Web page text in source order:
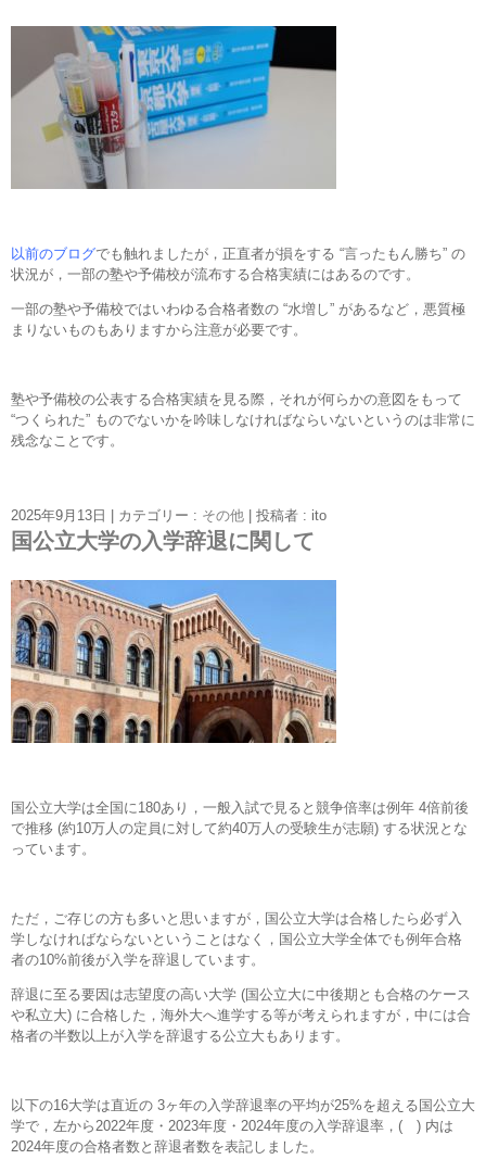
以前のブログでも触れましたが，正直者が損をする “言ったもん勝ち” の
状況が，一部の塾や予備校が流布する合格実績にはあるのです。
一部の塾や予備校ではいわゆる合格者数の “水増し” があるなど，悪質極
まりないものもありますから注意が必要です。
塾や予備校の公表する合格実績を見る際，それが何らかの意図をもって
“つくられた” ものでないかを吟味しなければならいないというのは非常に
残念なことです。
2025年9月13日 カテゴリー : その他 投稿者 : ito
国公立大学の入学辞退に関して
国公立大学は全国に180あり，一般入試で見ると競争倍率は例年 4倍前後
で推移 (約10万人の定員に対して約40万人の受験生が志願) する状況とな
っています。
ただ，ご存じの方も多いと思いますが，国公立大学は合格したら必ず入
学しなければならないということはなく，国公立大学全体でも例年合格
者の10%前後が入学を辞退しています。
辞退に至る要因は志望度の高い大学 (国公立大に中後期とも合格のケース
や私立大) に合格した，海外大へ進学する等が考えられますが，中には合
格者の半数以上が入学を辞退する公立大もあります。
以下の16大学は直近の 3ヶ年の入学辞退率の平均が25%を超える国公立大
学で，左から2022年度・2023年度・2024年度の入学辞退率，( ) 内は
2024年度の合格者数と辞退者数を表記しました。